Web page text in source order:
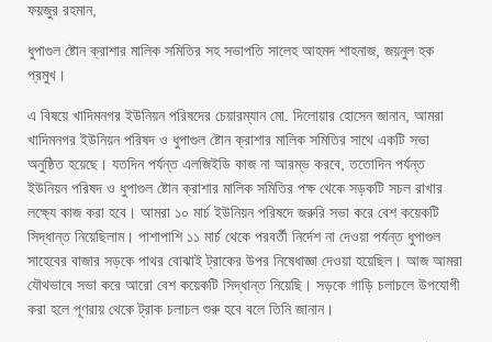
ফয়জুর রহমান,
ধুপাগুল ষ্টোন ক্রাশার মালিক সমিতির সহ সভাপতি সালেহ আহমদ শাহনাজ, জয়নুল হক
প্রমুখ।
এ বিষয়ে খাদিমনগর ইউনিয়ন পরিষদের চেয়ারম্যান মো. দিলোয়ার হোসেন জানান, আমরা
খাদিমনগর ইউনিয়ন পরিষদ ও ধুপাগুল ষ্টোন ক্রাশার মালিক সমিতির সাথে একটি সভা
অনুষ্ঠিত হয়েছে। যতদিন পর্যন্ত এলজিইডি কাজ না আরম্ভ করবে, ততোদিন পর্যন্ত
ইউনিয়ন পরিষদ ও ধুপাগুল ষ্টোন ক্রাশার মালিক সমিতির পক্ষ থেকে সড়কটি সচল রাখার
লক্ষ্যে কাজ করা হবে। আমরা ১০ মার্চ ইউনিয়ন পরিষদে জরুরি সভা করে বেশ কয়েকটি
সিদ্ধান্ত নিয়েছিলাম। পাশাপাশি ১১ মার্চ থেকে পরবর্তী নির্দেশ না দেওয়া পর্যন্ত ধুপাগুল
সাহেবের বাজার সড়কে পাথর বোঝাই ট্রাকের উপর নিষেধাজ্ঞা দেওয়া হয়েছিল। আজ আমরা
যৌথভাবে সভা করে আরো বেশ কয়েকটি সিদ্ধান্ত নিয়েছি। সড়কে গাড়ি চলাচলে উপযোগী
করা হলে পূণরায় থেকে ট্রাক চলাচল শুরু হবে বলে তিনি জানান।